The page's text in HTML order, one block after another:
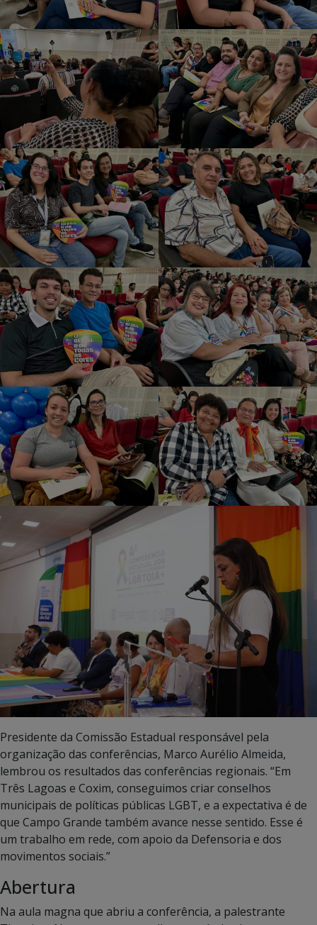
Presidente da Comissão Estadual responsável pela
organização das conferências, Marco Aurélio Almeida,
lembrou os resultados das conferências regionais. “Em
Três Lagoas e Coxim, conseguimos criar conselhos
municipais de políticas públicas LGBT, e a expectativa é de
que Campo Grande também avance nesse sentido. Esse é
um trabalho em rede, com apoio da Defensoria e dos
movimentos sociais.”
Abertura
Na aula magna que abriu a conferência, a palestrante